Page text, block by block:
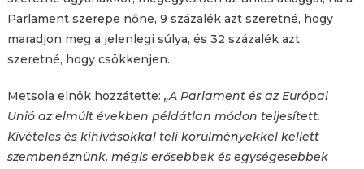
Parlament szerepe nőne, 9 százalék azt szeretné, hogy
maradjon meg a jelenlegi súlya, és 32 százalék azt
szeretné, hogy csökkenjen.
Metsola elnök hozzátette: „A Parlament és az Európai
Unió az elmúlt években példátlan módon teljesített.
Kivételes és kihívásokkal teli körülményekkel kellett
szembenéznünk, mégis erősebbek és egységesebbek